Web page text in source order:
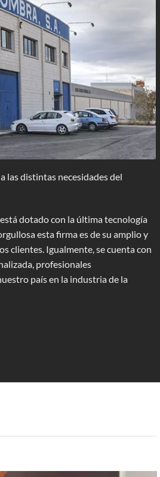
las distintas necesidades del
dotado con la última tecnología
esta firma es de su amplio y
clientes. Igualmente, se cuenta con
profesionales
país en la industria de la